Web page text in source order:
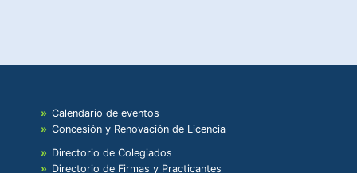
Calendario de eventos
Concesión y Renovación de Licencia
Directorio de Colegiados
Directorio de Firmas y Practicantes